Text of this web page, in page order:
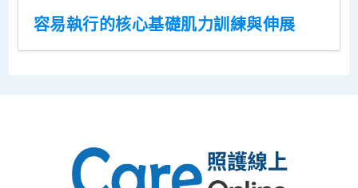
容易執行的核心基礎肌力訓練與伸展